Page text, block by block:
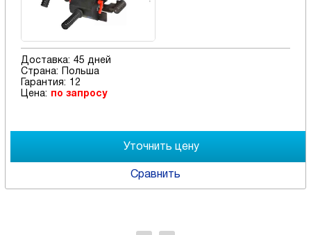
Доставка: 45 дней
Страна:
Польша
Гарантия:
12
Цена:
по запросу
Сравнить